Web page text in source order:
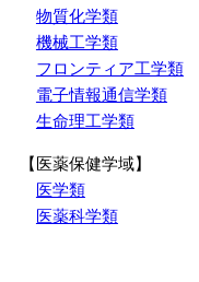
物質化学類
機械工学類
フロンティア工学類
電子情報通信学類
生命理工学類
【医薬保健学域】
医学類
医薬科学類